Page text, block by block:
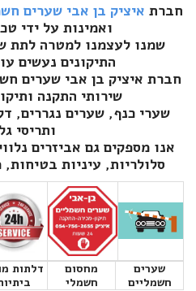
חברת איציק בן אבי שערים
ואמינות על ידי
שמנו לעצמנו למטרה לתת
התיקונים נעשים
חברת איציק בן אבי שערים
שירותי התקנה
שערי כנף, שערים נגררים,
ותריסי
אנו מספקים גם אביזרים
סלולריות, עיניות
שערים
חשמליים
מחסום
חשמלי
דלתות